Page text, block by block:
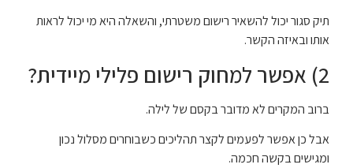
תיק סגור יכול להשאיר רישום משטרתי, והשאלה היא מי יכול לראות
אותו ובאיזה הקשר.
2) אפשר למחוק רישום פלילי מיידית?
ברוב המקרים לא מדובר בקסם של לילה.
אבל כן אפשר לפעמים לקצר תהליכים כשבוחרים מסלול נכון
ומגישים בקשה חכמה.